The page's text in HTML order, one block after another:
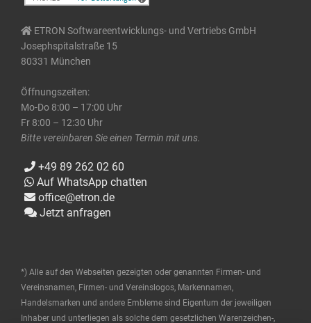
ETRON Softwareentwicklungs- und Vertriebs GmbH
Josephspitalstraße 15
80331 München
Öffnungszeiten:
Mo-Do 8:00 – 17:00 Uhr
Fr 8:00 – 12:30 Uhr
Bitte vereinbaren Sie einen Termin mit uns.
+49 89 262 02 60
Auf WhatsApp chatten
office@etron.de
Jetzt anfragen
*) Alle auf den Webseiten gezeigten oder genannten Firmen- und
Vereinsnamen, Firmen- und Vereinslogos, Markennamen,
Handelsmarken und andere Embleme sind Eigentum der jeweiligen
Inhaber und unterliegen als solche dem gesetzlichen Warenzeichen-,